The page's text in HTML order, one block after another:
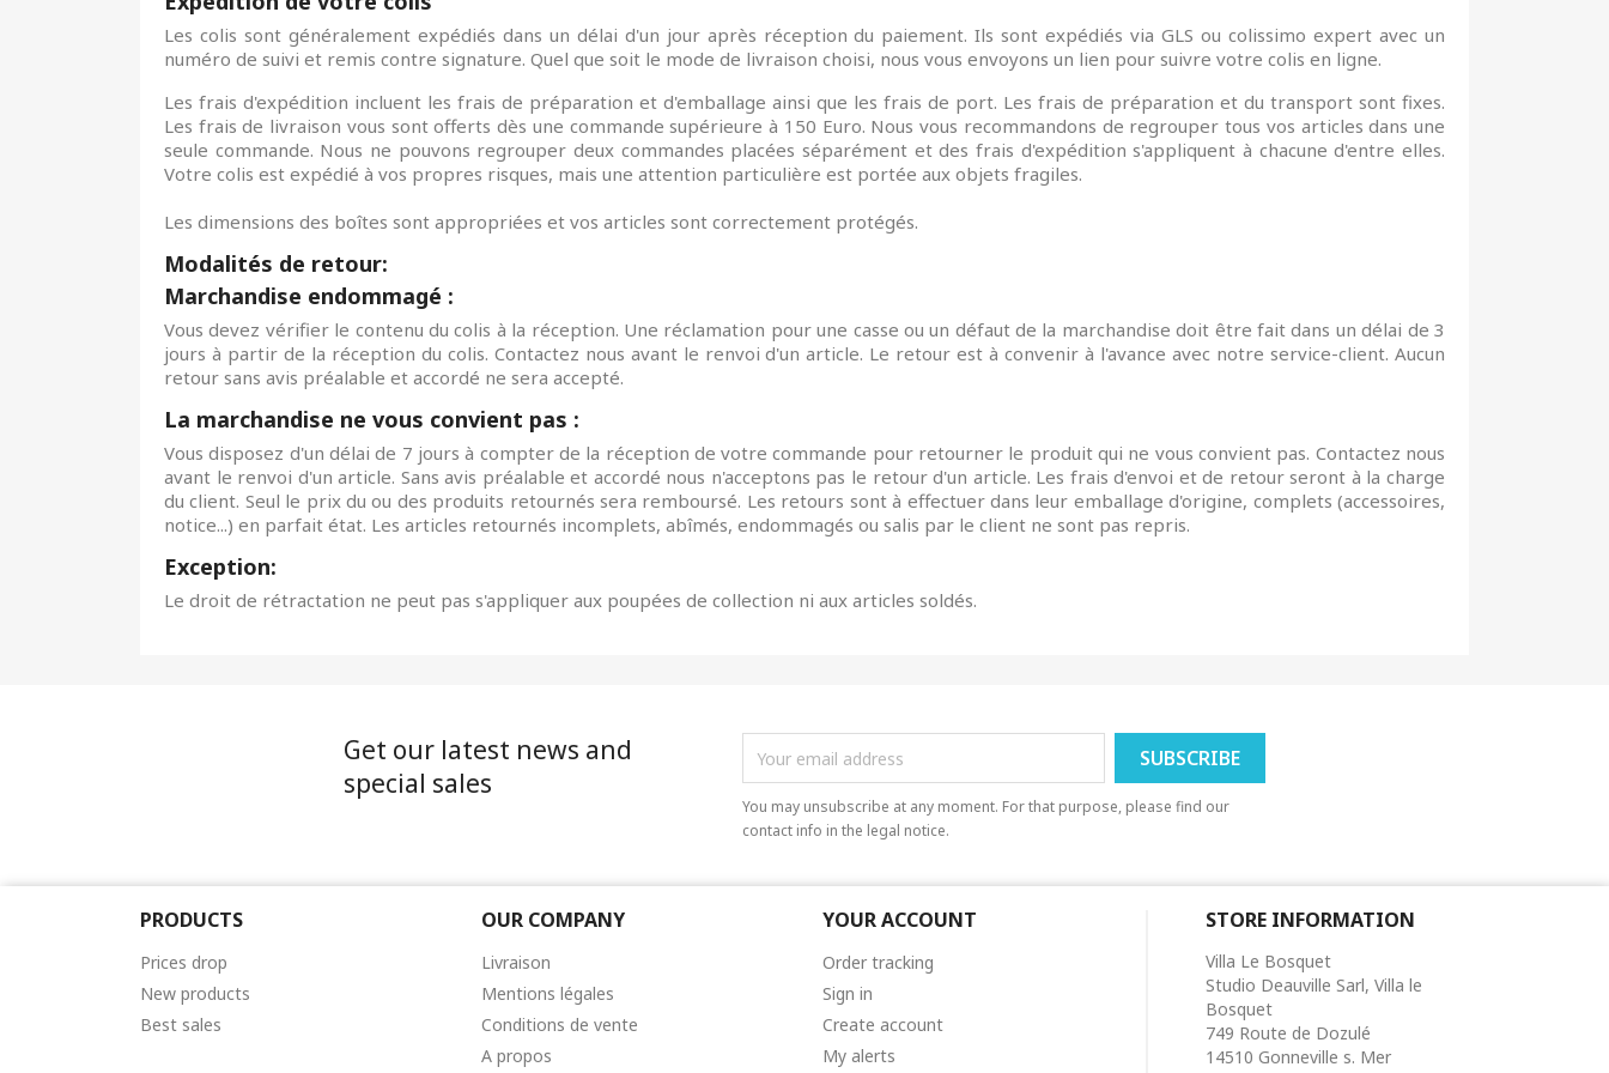
Les colis sont généralement expédiés dans un délai d'un jour après réception du paiement. Ils sont expédiés via GLS ou colissimo expert avec un
numéro de suivi et remis contre signature. Quel que soit le mode de livraison choisi, nous vous envoyons un lien pour suivre votre colis en ligne.
Les frais d'expédition incluent les frais de préparation et d'emballage ainsi que les frais de port. Les frais de préparation et du transport sont fixes.
Les frais de livraison vous sont offerts dès une commande supérieure à 150 Euro. Nous vous recommandons de regrouper tous vos articles dans une
seule commande. Nous ne pouvons regrouper deux commandes placées séparément et des frais d'expédition s'appliquent à chacune d'entre elles.
Votre colis est expédié à vos propres risques, mais une attention particulière est portée aux objets fragiles.
Les dimensions des boîtes sont appropriées et vos articles sont correctement protégés.
Modalités de retour:
Marchandise endommagé :
Vous devez vérifier le contenu du colis à la réception. Une réclamation pour une casse ou un défaut de la marchandise doit être fait dans un délai de 3
jours à partir de la réception du colis. Contactez nous avant le renvoi d'un article. Le retour est à convenir à l'avance avec notre service-client. Aucun
retour sans avis préalable et accordé ne sera accepté.
La marchandise ne vous convient pas :
Vous disposez d'un délai de 7 jours à compter de la réception de votre commande pour retourner le produit qui ne vous convient pas. Contactez nous
avant le renvoi d'un article. Sans avis préalable et accordé nous n'acceptons pas le retour d'un article. Les frais d'envoi et de retour seront à la charge
du client. Seul le prix du ou des produits retournés sera remboursé. Les retours sont à effectuer dans leur emballage d'origine, complets (accessoires,
notice...) en parfait état. Les articles retournés incomplets, abîmés, endommagés ou salis par le client ne sont pas repris.
Exception:
Le droit de rétractation ne peut pas s'appliquer aux poupées de collection ni aux articles soldés.
Get our latest news and
special sales
You may unsubscribe at any moment. For that purpose, please find our
contact info in the legal notice.
PRODUCTS
Prices drop
New products
Best sales
OUR COMPANY
Livraison
Mentions légales
Conditions de vente
A propos
YOUR ACCOUNT
Order tracking
Sign in
Create account
My alerts
STORE INFORMATION
Villa Le Bosquet
Studio Deauville Sarl, Villa le
Bosquet
749 Route de Dozulé
14510 Gonneville s. Mer